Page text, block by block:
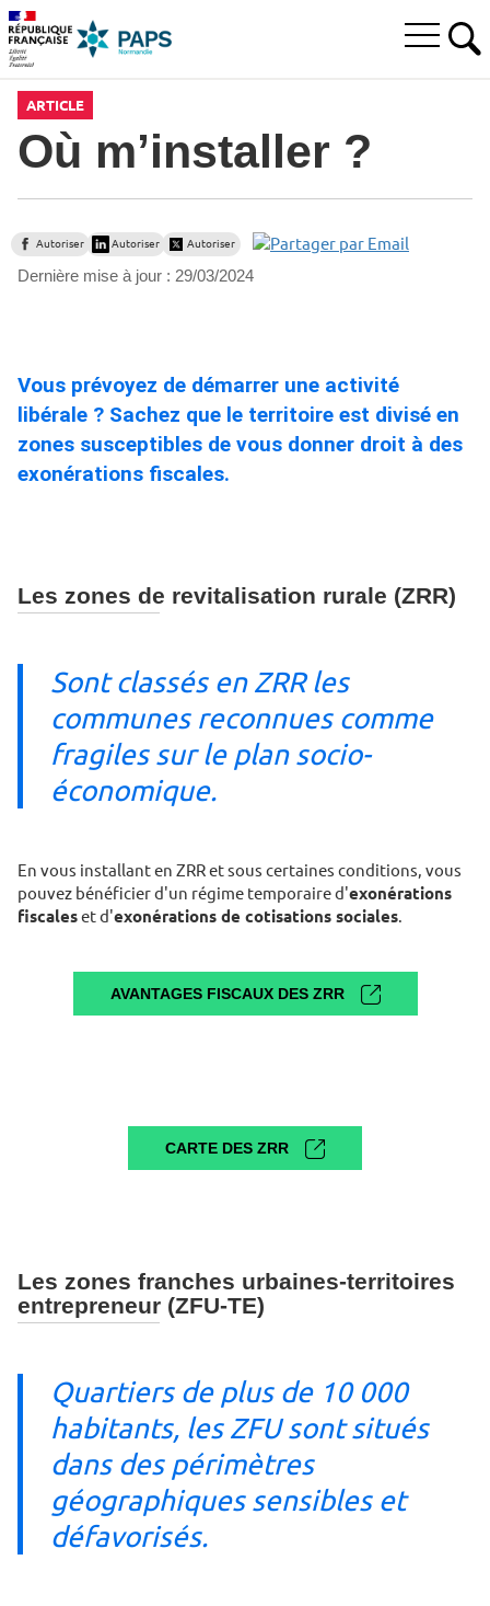
Aller
la
Aller
au
menu
Aller
au
contenu
Ouvrir
ARTICLE
Où m’installer ?
Autoriser Autoriser Autoriser
Dernière mise à jour : 29/03/2024
Vous prévoyez de démarrer une activité
libérale ? Sachez que le territoire est divisé en
zones susceptibles de vous donner droit à des
exonérations fiscales.
Les zones de revitalisation rurale (ZRR)
Sont classés en ZRR les
communes reconnues comme
fragiles sur le plan socio-
économique.
En vous installant en ZRR et sous certaines conditions, vous
pouvez bénéficier d'un régime temporaire d'exonérations
fiscaleset d'exonérations de cotisations sociales.
AVANTAGES FISCAUX DES ZRR
CARTE DES ZRR
Les zones franches urbaines-territoires
entrepreneur (ZFU-TE)
Quartiers de plus de 10 000
habitants, les ZFU sont situés
dans des périmètres
géographiques sensibles et
défavorisés.